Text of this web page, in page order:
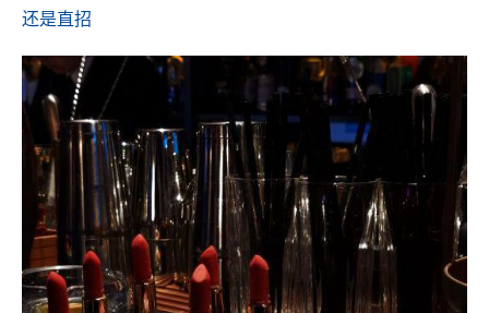
还是直招